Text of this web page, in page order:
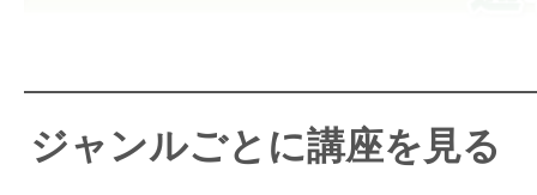
めの講座多数。通信講座だけでも
上！◆試験合格に向け講師・事務
てください！一緒にキャリ
指しませんか。
ジャンルごとに講座を見る